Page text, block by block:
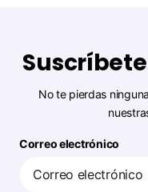
No te pierdas
Correo electrónico